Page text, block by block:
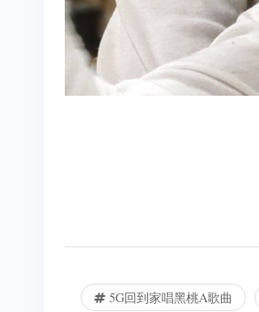
5G回到家唱黑桃A歌曲